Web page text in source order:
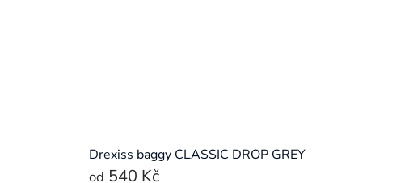
Drexiss baggy CLASSIC DROP GREY
od 540 Kč